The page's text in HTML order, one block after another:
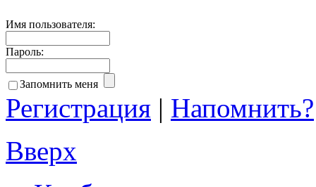
Имя пользователя:
Пароль:
Запомнить меня
Регистрация | Напомнить?
Вверх